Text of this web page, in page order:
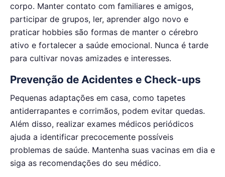
corpo. Manter contato com familiares e amigos,
participar de grupos, ler, aprender algo novo e
praticar hobbies são formas de manter o cérebro
ativo e fortalecer a saúde emocional. Nunca é tarde
para cultivar novas amizades e interesses.
Prevenção de Acidentes e Check‑ups
Pequenas adaptações em casa, como tapetes
antiderrapantes e corrimãos, podem evitar quedas.
Além disso, realizar exames médicos periódicos
ajuda a identificar precocemente possíveis
problemas de saúde. Mantenha suas vacinas em dia e
siga as recomendações do seu médico.